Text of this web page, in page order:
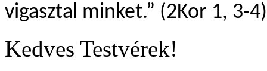
vigasztal minket.” (2Kor 1, 3-4)
Kedves Testvérek!